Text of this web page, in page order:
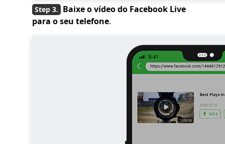
Baixe o vídeo do Facebook Live
para o seu telefone.